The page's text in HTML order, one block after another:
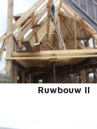
Ruwbouw II